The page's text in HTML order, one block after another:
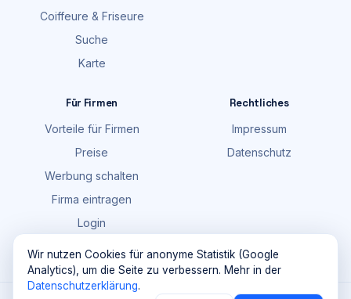
Coiffeure & Friseure
Suche
Karte
Für Firmen
Vorteile für Firmen
Preise
Werbung schalten
Firma eintragen
Login
Rechtliches
Impressum
Datenschutz
Wir nutzen Cookies für anonyme Statistik (Google
Analytics), um die Seite zu verbessern. Mehr in der
Datenschutzerklärung.